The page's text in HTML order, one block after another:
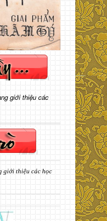
giới thiệu các
giới thiệu các học